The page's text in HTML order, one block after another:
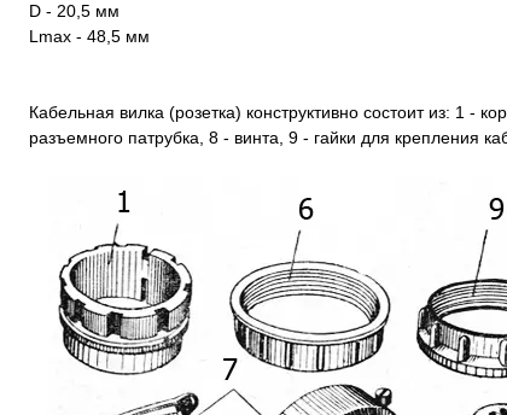
D - 20,5 мм
Lmax - 48,5 мм
Кабельная вилка (розетка) конструктивно состоит из: 1 -
разъемного патрубка, 8 - винта, 9 - гайки для крепления